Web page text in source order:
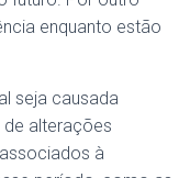
enquanto estão
seja causada
alterações
à